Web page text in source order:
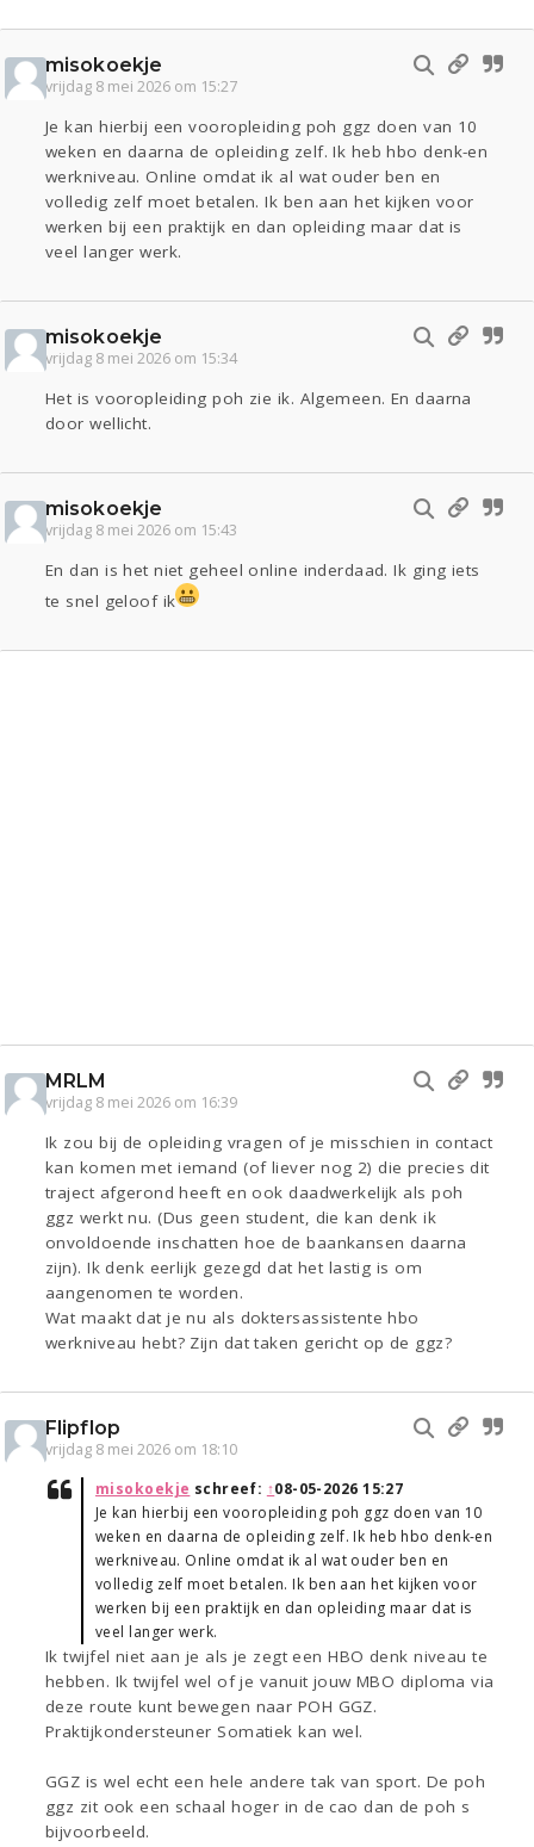
misokoekje
vrijdag 8 mei 2026 om 15:27
Je kan hierbij een vooropleiding poh ggz doen van 10
weken en daarna de opleiding zelf. Ik heb hbo denk-en
werkniveau. Online omdat ik al wat ouder ben en
volledig zelf moet betalen. Ik ben aan het kijken voor
werken bij een praktijk en dan opleiding maar dat is
veel langer werk.
misokoekje
vrijdag 8 mei 2026 om 15:34
Het is vooropleiding poh zie ik. Algemeen. En daarna
door wellicht.
misokoekje
vrijdag 8 mei 2026 om 15:43
En dan is het niet geheel online inderdaad. Ik ging iets
te snel geloof ik
MRLM
vrijdag 8 mei 2026 om 16:39
Ik zou bij de opleiding vragen of je misschien in contact
kan komen met iemand (of liever nog 2) die precies dit
traject afgerond heeft en ook daadwerkelijk als poh
ggz werkt nu. (Dus geen student, die kan denk ik
onvoldoende inschatten hoe de baankansen daarna
zijn). Ik denk eerlijk gezegd dat het lastig is om
aangenomen te worden.
Wat maakt dat je nu als doktersassistente hbo
werkniveau hebt? Zijn dat taken gericht op de ggz?
Flipflop
vrijdag 8 mei 2026 om 18:10
misokoekje schreef: ↑08-05-2026 15:27
Je kan hierbij een vooropleiding poh ggz doen van 10
weken en daarna de opleiding zelf. Ik heb hbo denk-en
werkniveau. Online omdat ik al wat ouder ben en
volledig zelf moet betalen. Ik ben aan het kijken voor
werken bij een praktijk en dan opleiding maar dat is
veel langer werk.
Ik twijfel niet aan je als je zegt een HBO denk niveau te
hebben. Ik twijfel wel of je vanuit jouw MBO diploma via
deze route kunt bewegen naar POH GGZ.
Praktijkondersteuner Somatiek kan wel.
GGZ is wel echt een hele andere tak van sport. De poh
ggz zit ook een schaal hoger in de cao dan de poh s
bijvoorbeeld.